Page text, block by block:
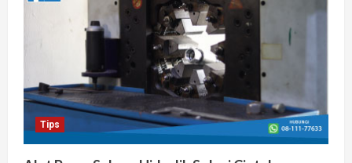
Murah
Terlengkap
dan
Berkualitas
Tips